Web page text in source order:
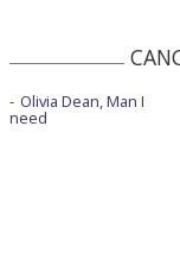
Olivia Dean, Man I
need